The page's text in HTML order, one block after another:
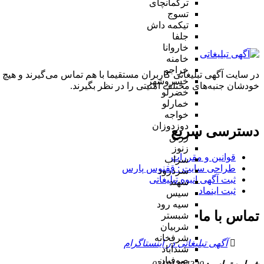
ترکمانچای
تسوج
تیکمه داش
جلفا
خاروانا
خامنه
خراجو
خسروشهر
خضرلو
خمارلو
خواجه
دوزدوزان
زرنق
زنوز
سراب
سردرود
سهند
سیس
سیه رود
شبستر
شربیان
شرفخانه
شندآباد
صوفیان
در سایت آگهی تبلیغاتی کاربران مستقیما با هم تماس می‌گیرند و
خودشان جنبه‌های مختلف امنیتی را در نظر بگیرند.
دسترسی سریع
قوانین و مقررات
طراحی سایت : ققنوس پارس
ثبت آگهی انبوه تبلیغاتی
ثبت اینماد
تماس با ما
آگهی تبلیغاتی در اینستاگرام